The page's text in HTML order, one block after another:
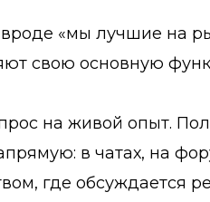
«мы лучшие на
свою основную
на живой опыт.
в чатах, на
где обсуждается